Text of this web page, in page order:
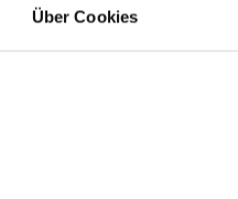
Über CookiesVisit website